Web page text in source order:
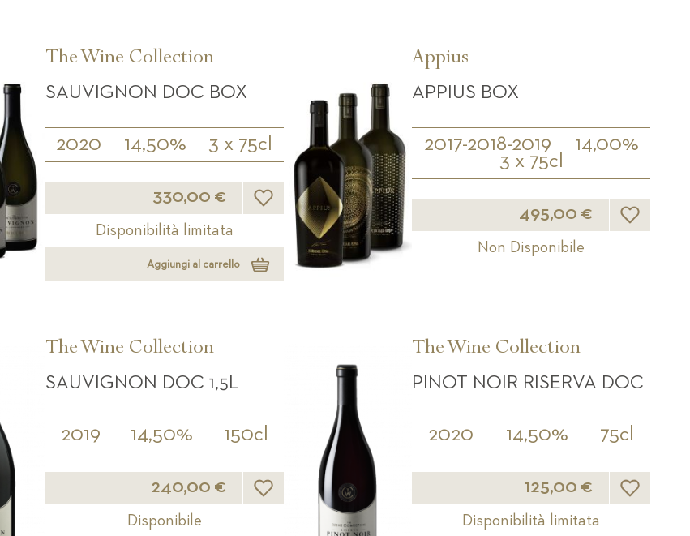
The Wine Collection
SAUVIGNON DOC BOX
2020 14,50% 3 x 75cl
330,00 € Lista desideri
Disponibilità limitata
Aggiungi al carrello
Appius
APPIUS BOX
2017-2018-2019
14,00%
3 x 75cl
495,00 € Lista
Non Disponibile
The Wine Collection
SAUVIGNON DOC 1,5L
2019 14,50% 150cl
240,00 € Lista desideri
Disponibile
The Wine Collection
PINOT NOIR RISERVA DOC
2020 14,50% 75cl
125,00 € Lista
Disponibilità limitata